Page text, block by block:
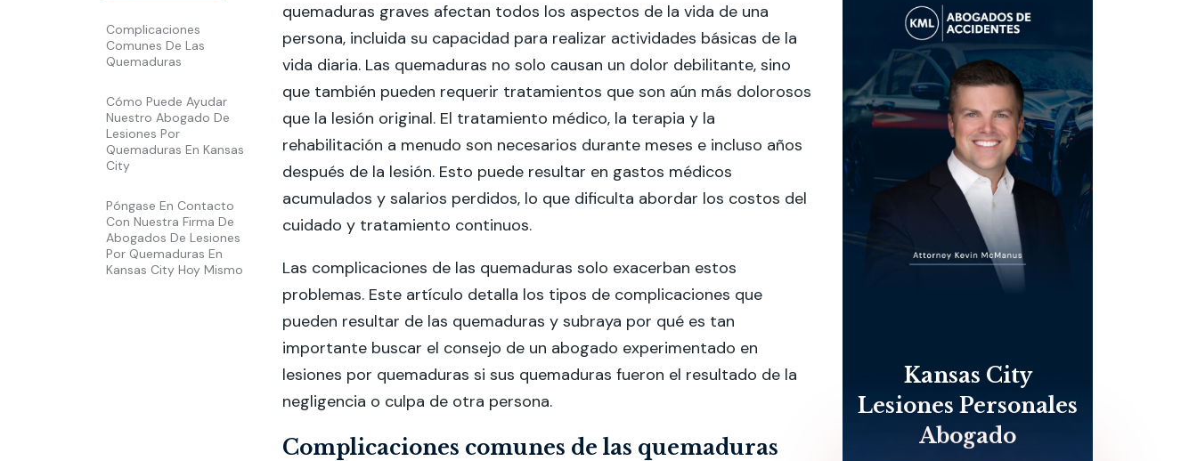
Complicaciones
Comunes De Las
Quemaduras
Cómo Puede Ayudar
Nuestro Abogado De
Lesiones Por
Quemaduras En Kansas
City
Póngase En Contacto
Con Nuestra Firma De
Abogados De Lesiones
Por Quemaduras En
Kansas City Hoy Mismo
quemaduras graves afectan todos los aspectos de la vida de una
persona, incluida su capacidad para realizar actividades básicas de la
vida diaria. Las quemaduras no solo causan un dolor debilitante, sino
que también pueden requerir tratamientos que son aún más dolorosos
que la lesión original. El tratamiento médico, la terapia y la
rehabilitación a menudo son necesarios durante meses e incluso años
después de la lesión. Esto puede resultar en gastos médicos
acumulados y salarios perdidos, lo que dificulta abordar los costos del
cuidado y tratamiento continuos.
Las complicaciones de las quemaduras solo exacerban estos
problemas. Este artículo detalla los tipos de complicaciones que
pueden resultar de las quemaduras y subraya por qué es tan
importante buscar el consejo de un abogado experimentado en
lesiones por quemaduras si sus quemaduras fueron el resultado de la
negligencia o culpa de otra persona.
Complicaciones comunes de las quemaduras
Kansas City
Lesiones Personales
Abogado